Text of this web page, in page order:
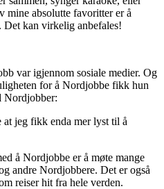
mine absolutte favoritter er å
Det kan virkelig anbefales!
var igjennom sosiale medier. Og
for å Nordjobbe fikk hun
Nordjobber:
jeg fikk enda mer lyst til å
å Nordjobbe er å møte mange
andre Nordjobbere. Det er også
reiser hit fra hele verden.